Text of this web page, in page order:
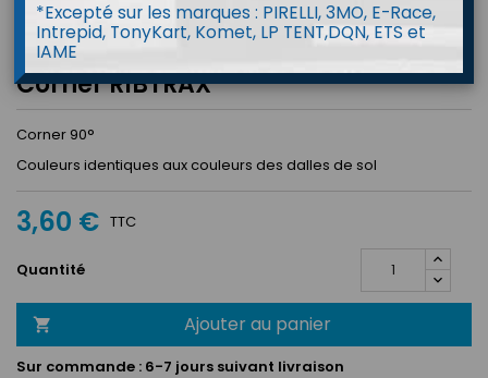
Corner RIBTRAX
Corner 90°
Couleurs identiques aux couleurs des dalles de sol
3,60 € TTC
Quantité
 Ajouter au panier
Sur commande : 6-7 jours suivant livraison
*Excepté sur les marques : PIRELLI, 3MO, E-Race,
Intrepid, TonyKart, Komet, LP TENT,DQN, ETS et
IAME